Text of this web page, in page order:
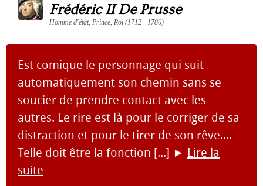
Frédéric II De Prusse
Homme d'état, Prince, Roi (1712 - 1786)
Est comique le personnage qui suit
automatiquement son chemin sans se
soucier de prendre contact avec les
autres. Le rire est là pour le corriger de sa
distraction et pour le tirer de son rêve....
Telle doit être la fonction [...] ► Lire la
suite